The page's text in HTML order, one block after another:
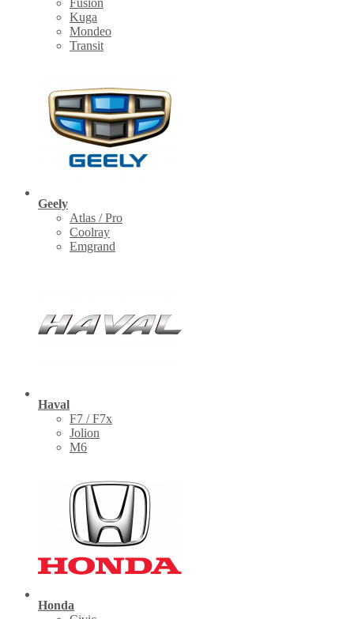
Fusion
Kuga
Mondeo
Transit
Geely
Atlas / Pro
Coolray
Emgrand
Haval
F7 / F7x
Jolion
M6
Honda